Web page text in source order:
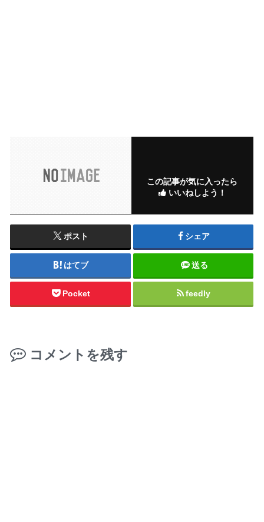
この記事が気に入ったら
いいねしよう！
ポスト シェア
はてブ 送る
Pocket feedly
コメントを残す